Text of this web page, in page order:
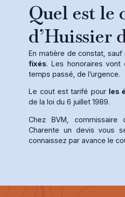
Quel est le
d’Huissier
En matière de constat, sauf
fixés. Les honoraires
temps passé, de l’urgence.
Le cout est tarifé pour les
de la loi du 6 juillet 1989.
Chez BVM,
Charente un devis vous
connaissez par avance le